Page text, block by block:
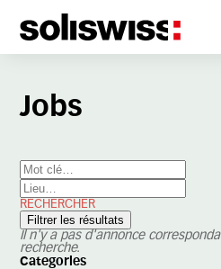
Jobs
RECHERCHER
Il n'y a pas d'annonce
recherche.
Categories